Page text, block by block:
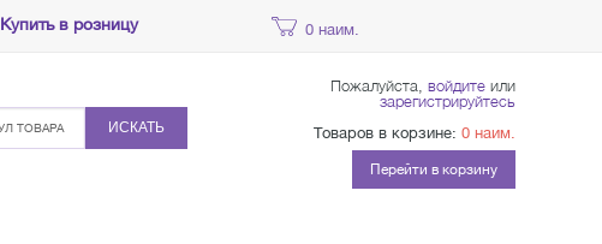
Купить в розницу 0 наим.
ИСКАТЬ
Пожалуйста, войдите или
зарегистрируйтесь
Товаров в корзине: 0 наим.
Перейти в корзину